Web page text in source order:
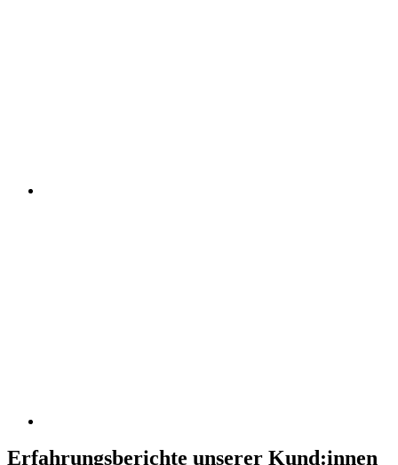
Erfahrungsberichte unserer Kund:innen